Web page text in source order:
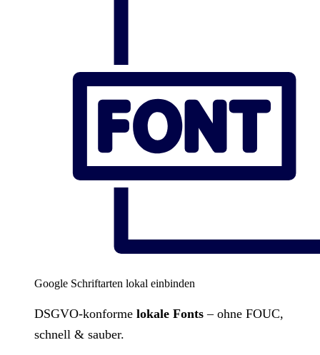
Google Schriftarten lokal einbinden
DSGVO-konforme lokale Fonts – ohne FOUC,
schnell & sauber.